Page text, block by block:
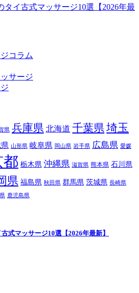
タイ古式マッサージ10選【2026年最
コラム
サージ
県 兵庫県 北海道 千葉県埼玉
山形県 岐阜県 岡山県 岩手県 広島県 愛媛
都 栃木県 沖縄県 滋賀県 熊本県 石川県
県 福島県 秋田県 群馬県 茨城県 長崎県
鹿児島県
式マッサージ10選【2026年最新】